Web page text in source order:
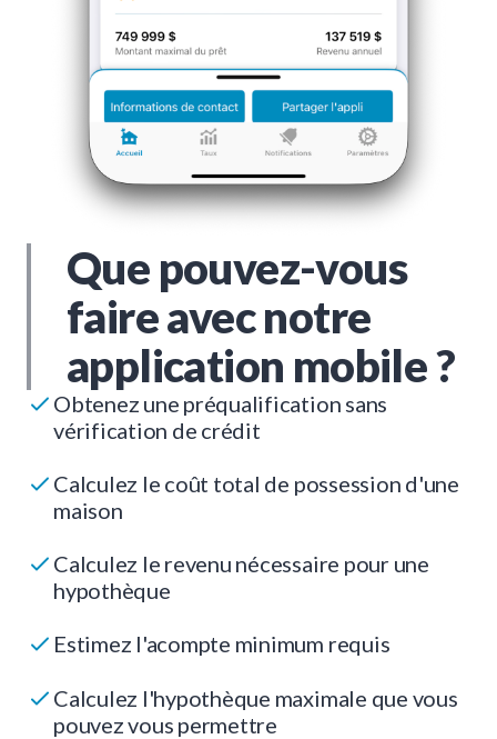
Que pouvez-vous
faire avec notre
application mobile ?
Obtenez une préqualification sans
vérification de crédit
Calculez le coût total de possession d'une
maison
Calculez le revenu nécessaire pour une
hypothèque
Estimez l'acompte minimum requis
Calculez l'hypothèque maximale que vous
pouvez vous permettre